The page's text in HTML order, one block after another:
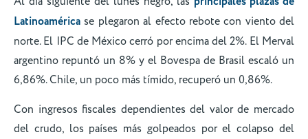
Latinoamérica se plegaron al efecto rebote con viento del
norte. El IPC de México cerró por encima del 2%. El Merval
argentino repuntó un 8% y el Bovespa de Brasil escaló un
6,86%. Chile, un poco más tímido, recuperó un 0,86%.
Con ingresos fiscales dependientes del valor de mercado
del crudo, los países más golpeados por el colapso del